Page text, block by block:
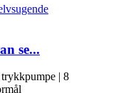
se...